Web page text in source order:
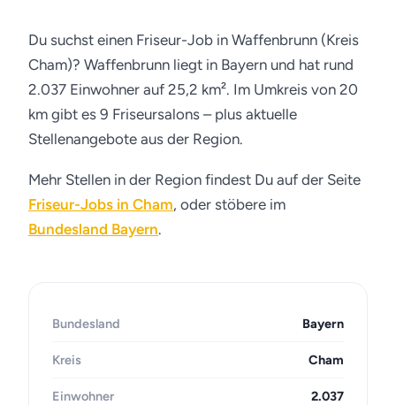
Du suchst einen Friseur-Job in Waffenbrunn (Kreis
Cham)? Waffenbrunn liegt in Bayern und hat rund
2.037 Einwohner auf 25,2 km². Im Umkreis von 20
km gibt es 9 Friseursalons – plus aktuelle
Stellenangebote aus der Region.
Mehr Stellen in der Region findest Du auf der Seite
Friseur-Jobs in Cham, oder stöbere im
Bundesland Bayern.
Bundesland Bayern
Kreis Cham
Einwohner 2.037